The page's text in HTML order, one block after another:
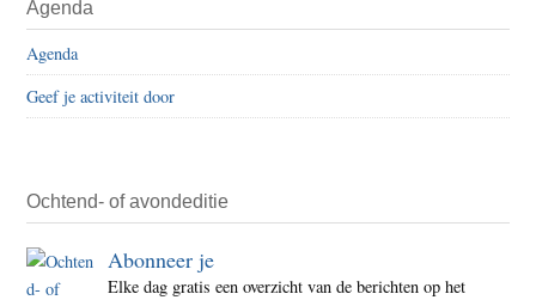
Agenda
Agenda
Geef je activiteit door
Ochtend- of avondeditie
Abonneer je
Elke dag gratis een overzicht van de berichten op het